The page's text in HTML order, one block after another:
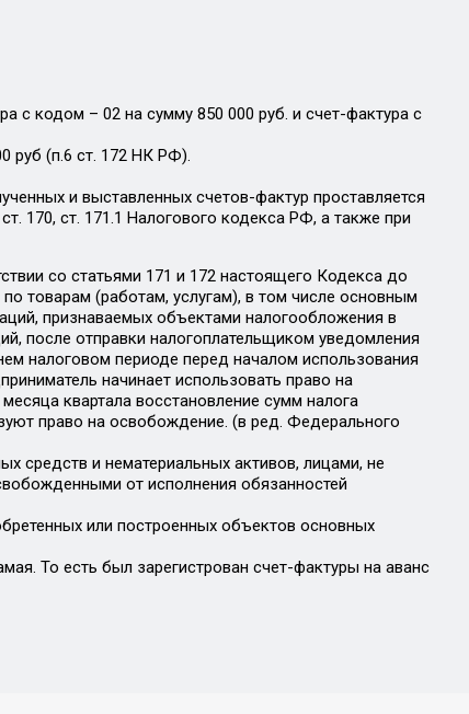
с кодом – 02 на сумму 850 000 руб. и счет-фактура с
руб (п.6 ст. 172 НК РФ).
и выставленных счетов-фактур проставляется
170, ст. 171.1 Налогового кодекса РФ, а также при
со статьями 171 и 172 настоящего Кодекса до
товарам (работам, услугам), в том числе основным
признаваемых объектами налогообложения в
после отправки налогоплательщиком уведомления
налоговом периоде перед началом использования
начинает использовать право на
квартала восстановление сумм налога
право на освобождение. (в ред. Федерального
средств и нематериальных активов, лицами, не
от исполнения обязанностей
или построенных объектов основных
То есть был зарегистрован счет-фактуры на аванс